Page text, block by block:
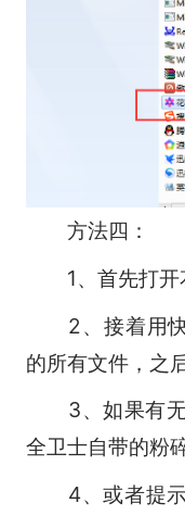
方法四：
1、首先打开
2、接着用快
的所有文件，之
3、如果有无
全卫士自带的粉
4、或者提示“